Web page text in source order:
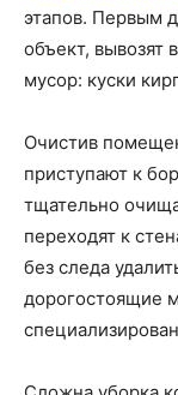
этапов. Первым
объект, вывозят
мусор: куски
Очистив
приступают к
тщательно
переходят к
без следа
дорогостоящие